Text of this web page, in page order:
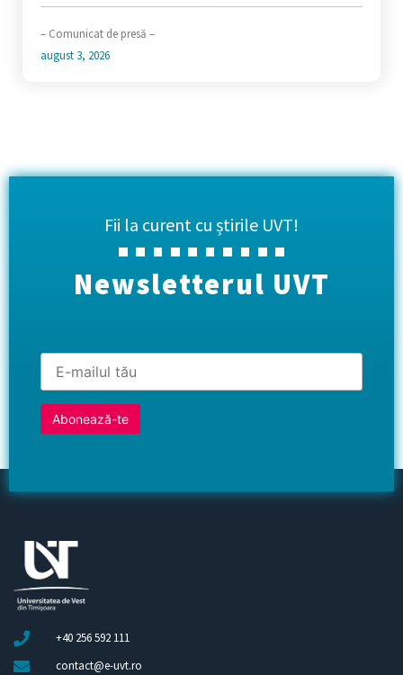
– Comunicat de presă –
august 3, 2026
Fii la curent cu știrile UVT!
Newsletterul UVT
+40 256 592 111
contact@e-uvt.ro